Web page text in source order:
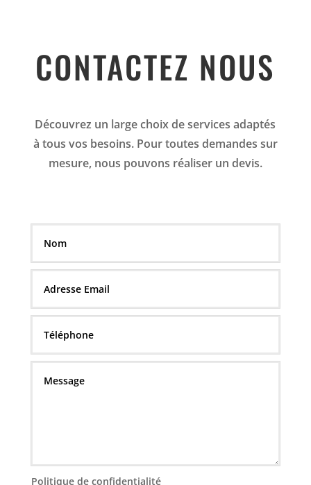
CONTACTEZ NOUS
Découvrez un large choix de services adaptés
à tous vos besoins. Pour toutes demandes sur
mesure, nous pouvons réaliser un devis.
Politique de confidentialité